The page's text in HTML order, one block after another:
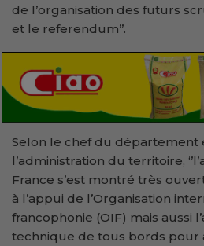
de l’organisation des futurs
et le referendum’’.
Selon le chef du département
l’administration du territoire,
France s’est montré très
à l’appui de l’Organisation
francophonie (OIF) mais aussi
technique de tous bords pour